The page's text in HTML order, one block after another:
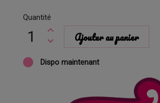
Quantité
Ajouter au panier
Dispo maintenant